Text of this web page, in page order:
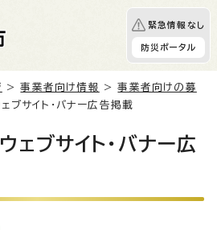
緊急情報なし
防災ポータル
>事業者向け情報 >事業者向けの募
ブサイト・バナー広告掲載
ェブサイト・バナー広